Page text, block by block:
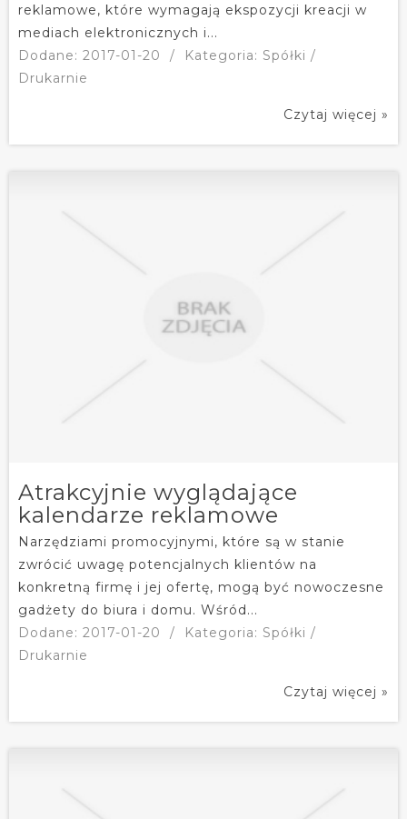
reklamowe, które wymagają ekspozycji kreacji w
mediach elektronicznych i...
Dodane: 2017-01-20
/
Kategoria: Spółki /
Drukarnie
Czytaj więcej »
Atrakcyjnie wyglądające
kalendarze reklamowe
Narzędziami promocyjnymi, które są w stanie
zwrócić uwagę potencjalnych klientów na
konkretną firmę i jej ofertę, mogą być nowoczesne
gadżety do biura i domu. Wśród...
Dodane: 2017-01-20
/
Kategoria: Spółki /
Drukarnie
Czytaj więcej »